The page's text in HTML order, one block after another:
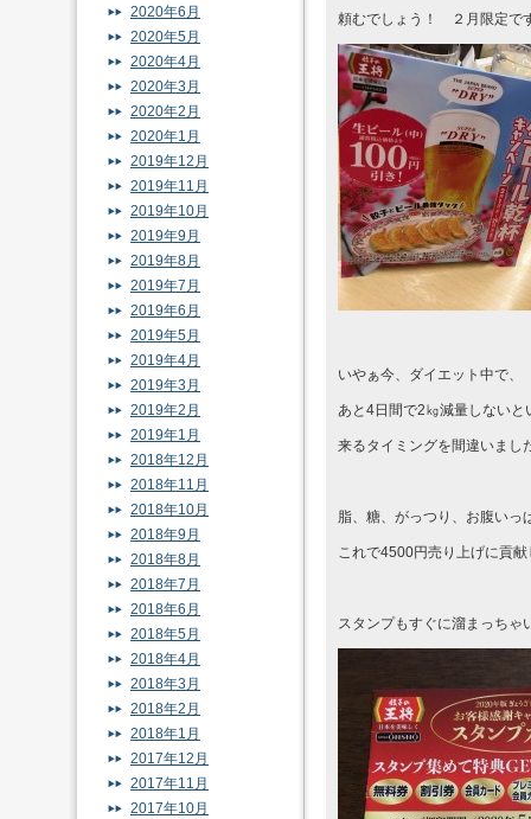
頼むでしょう！ ２月限定で
いやぁ今、ダイエット中で、
あと4日間で2㎏減量しないと
来るタイミングを間違いまし
脂、糖、がっつり、お腹いっ
これで4500円売り上げに貢
スタンプもすぐに溜まっちゃ
2020年6月
2020年5月
2020年4月
2020年3月
2020年2月
2020年1月
2019年12月
2019年11月
2019年10月
2019年9月
2019年8月
2019年7月
2019年6月
2019年5月
2019年4月
2019年3月
2019年2月
2019年1月
2018年12月
2018年11月
2018年10月
2018年9月
2018年8月
2018年7月
2018年6月
2018年5月
2018年4月
2018年3月
2018年2月
2018年1月
2017年12月
2017年11月
2017年10月